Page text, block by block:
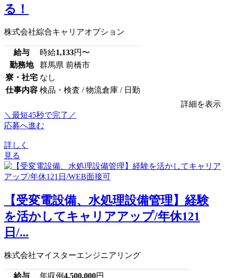
る！
株式会社綜合キャリアオプション
給与 時給1,133円〜
勤務地
群馬県 前橋市
寮・社宅 なし
仕事内容 検品・検査 / 物流倉庫 / 日勤
詳細を表示
＼最短45秒で完了／
応募へ進む
詳しく
見る
【受変電設備、水処理設備管理】経験
を活かしてキャリアアップ/年休121
日/...
株式会社マイスターエンジニアリング
給与 年収例4,500,000円